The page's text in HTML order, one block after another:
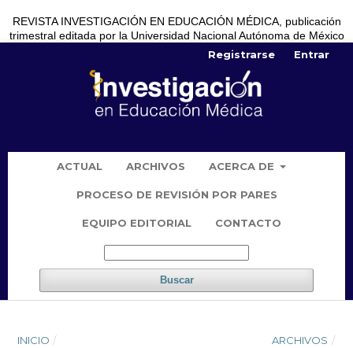
REVISTA INVESTIGACIÓN EN EDUCACIÓN MÉDICA, publicación
trimestral editada por la Universidad Nacional Autónoma de México
ACTUAL ARCHIVOS ACERCA DE
PROCESO DE REVISIÓN POR PARES
EQUIPO EDITORIAL CONTACTO
Buscar
Registrarse Entrar
INICIO / ARCHIVOS /